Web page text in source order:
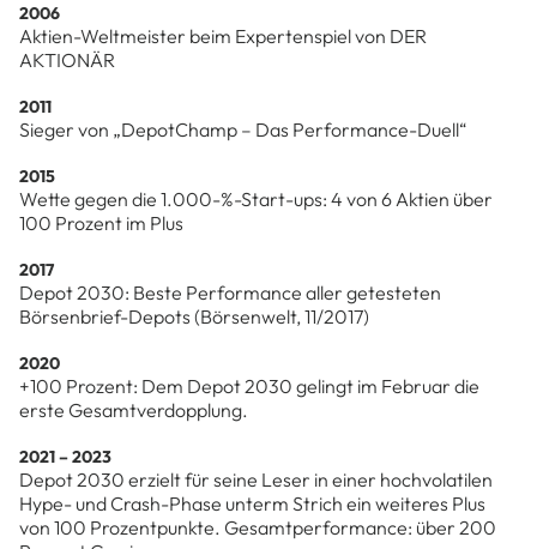
2006
Aktien-Weltmeister beim Expertenspiel von DER
AKTIONÄR
2011
Sieger von „DepotChamp – Das Performance-Duell“
2015
Wette gegen die 1.000-%-Start-ups: 4 von 6 Aktien über
100 Prozent im Plus
2017
Depot 2030: Beste Performance aller getesteten
Börsenbrief-Depots (Börsenwelt, 11/2017)
2020
+100 Prozent: Dem Depot 2030 gelingt im Februar die
erste Gesamtverdopplung.
2021 – 2023
Depot 2030 erzielt für seine Leser in einer hochvolatilen
Hype- und Crash-Phase unterm Strich ein weiteres Plus
von 100 Prozentpunkte. Gesamtperformance: über 200